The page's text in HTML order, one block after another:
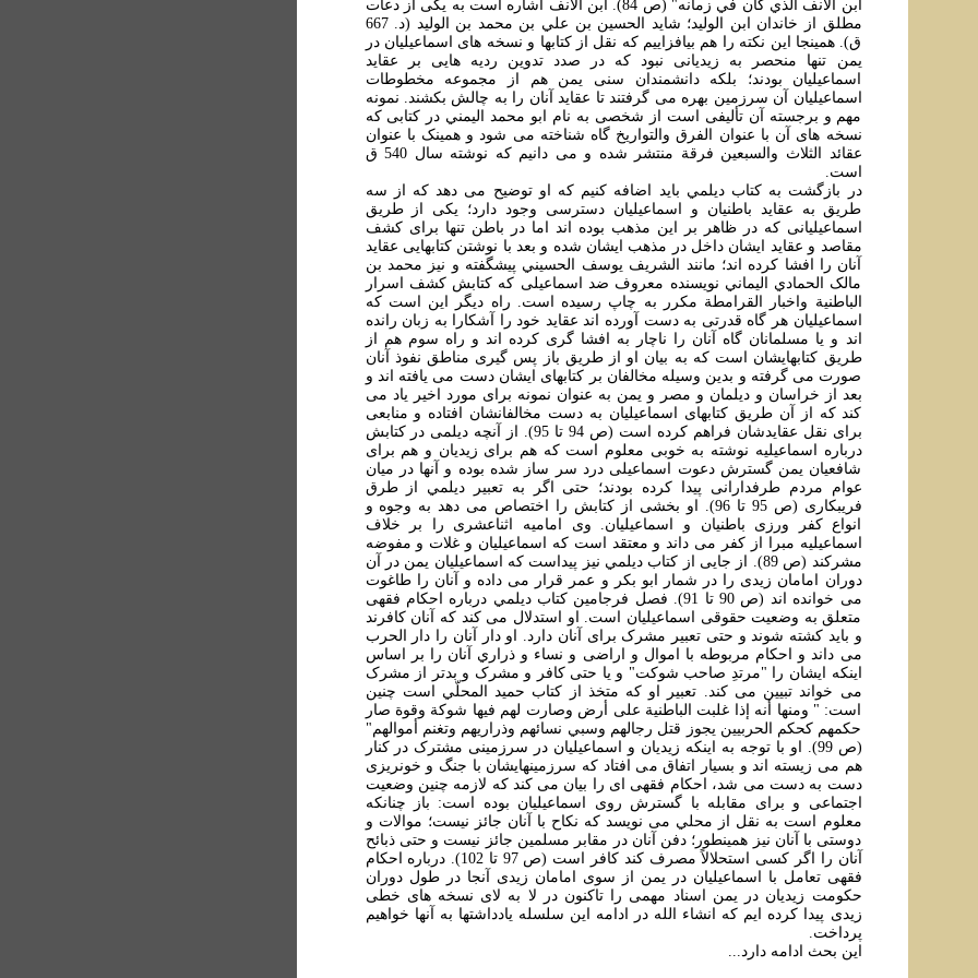
ابن الأنف الذي کان في زمانه" (ص 84). ابن الأنف اشاره است به يکی از دعات
مطلق از خاندان ابن الوليد؛ شايد الحسين بن علي بن محمد بن الوليد (د. 667
ق). همينجا اين نکته را هم بيافزاييم که نقل از کتابها و نسخه های اسماعيليان در
يمن تنها منحصر به زيديانی نبود که در صدد تدوين رديه هايی بر عقايد
اسماعيليان بودند؛ بلکه دانشمندان سنی يمن هم از مجموعه مخطوطات
اسماعيليان آن سرزمين بهره می گرفتند تا عقايد آنان را به چالش بکشند. نمونه
مهم و برجسته آن تأليفی است از شخصی به نام ابو محمد اليمني در کتابی که
نسخه های آن با عنوان الفرق والتواريخ گاه شناخته می شود و همينک با عنوان
عقائد الثلاث والسبعين فرقة منتشر شده و می دانيم که نوشته سال 540 ق
است.
در بازگشت به کتاب ديلمي بايد اضافه کنيم که او توضيح می دهد که از سه
طريق به عقايد باطنيان و اسماعيليان دسترسی وجود دارد؛ يکی از طريق
اسماعيليانی که در ظاهر بر اين مذهب بوده اند اما در باطن تنها برای کشف
مقاصد و عقايد ايشان داخل در مذهب ايشان شده و بعد با نوشتن کتابهايی عقايد
آنان را افشا کرده اند؛ مانند الشريف يوسف الحسيني پيشگفته و نيز محمد بن
مالک الحمادي اليماني نويسنده معروف ضد اسماعيلی که کتابش کشف اسرار
الباطنية واخبار القرامطة مکرر به چاپ رسيده است. راه ديگر اين است که
اسماعيليان هر گاه قدرتی به دست آورده اند عقايد خود را آشکارا به زبان رانده
اند و يا مسلمانان گاه آنان را ناچار به افشا گری کرده اند و راه سوم هم از
طريق کتابهايشان است که به بيان او از طريق باز پس گيری مناطق نفوذ آنان
صورت می گرفته و بدين وسيله مخالفان بر کتابهای ايشان دست می يافته اند و
بعد از خراسان و ديلمان و مصر و يمن به عنوان نمونه برای مورد اخير ياد می
کند که از آن طريق کتابهای اسماعيليان به دست مخالفانشان افتاده و منابعی
برای نقل عقايدشان فراهم کرده است (ص 94 تا 95). از آنچه ديلمی در کتابش
درباره اسماعيليه نوشته به خوبی معلوم است که هم برای زيديان و هم برای
شافعيان يمن گسترش دعوت اسماعيلی درد سر ساز شده بوده و آنها در ميان
عوام مردم طرفدارانی پيدا کرده بودند؛ حتی اگر به تعبير ديلمي از طرق
فريبکاری (ص 95 تا 96). او بخشی از کتابش را اختصاص می دهد به وجوه و
انواع کفر ورزی باطنيان و اسماعيليان. وی اماميه اثناعشری را بر خلاف
اسماعيليه مبرا از کفر می داند و معتقد است که اسماعيليان و غلات و مفوضه
مشرکند (ص 89). از جايی از کتاب ديلمي نيز پيداست که اسماعيليان يمن در آن
دوران امامان زيدی را در شمار ابو بکر و عمر قرار می داده و آنان را طاغوت
می خوانده اند (ص 90 تا 91). فصل فرجامين کتاب ديلمي درباره احکام فقهی
متعلق به وضعيت حقوقی اسماعيليان است. او استدلال می کند که آنان کافرند
و بايد کشته شوند و حتی تعبير مشرک برای آنان دارد. او دار آنان را دار الحرب
می داند و احکام مربوطه با اموال و اراضی و نساء و ذراري آنان را بر اساس
اينکه ايشان را "مرتدِ صاحب شوکت" و يا حتی کافر و مشرک و بدتر از مشرک
می خواند تبيين می کند. تعبير او که متخذ از کتاب حميد المحلّي است چنين
است: " ومنها أنه إذا غلبت الباطنية علی أرض وصارت لهم فيها شوکة وقوة صار
حکمهم کحکم الحربيين يجوز قتل رجالهم وسبي نسائهم وذراريهم وتغنم أموالهم"
(ص 99). او با توجه به اينکه زيديان و اسماعيليان در سرزمينی مشترک در کنار
هم می زيسته اند و بسيار اتفاق می افتاد که سرزمينهايشان با جنگ و خونريزی
دست به دست می شد، احکام فقهی ای را بيان می کند که لازمه چنين وضعيت
اجتماعی و برای مقابله با گسترش روی اسماعيليان بوده است: باز چنانکه
معلوم است به نقل از محلي می نويسد که نکاح با آنان جائز نيست؛ موالات و
دوستی با آنان نيز همينطور؛ دفن آنان در مقابر مسلمين جائز نيست و حتی ذبائح
آنان را اگر کسی استحلالاً مصرف کند کافر است (ص 97 تا 102). درباره احکام
فقهی تعامل با اسماعيليان در يمن از سوی امامان زيدی آنجا در طول دوران
حکومت زيديان در يمن اسناد مهمی را تاکنون در لا به لای نسخه های خطی
زيدی پيدا کرده ايم که انشاء الله در ادامه اين سلسله يادداشتها به آنها خواهيم
پرداخت.
اين بحث ادامه دارد...